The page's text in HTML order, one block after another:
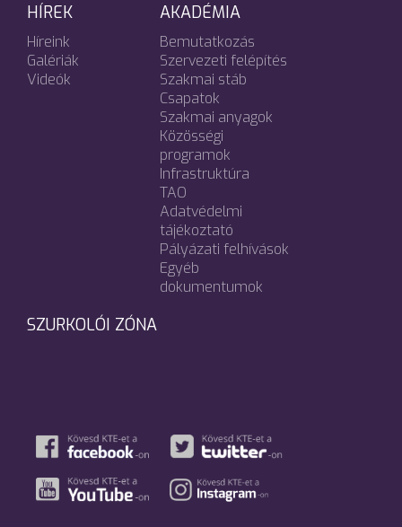
HÍREK
Híreink
Galériák
Videók
AKADÉMIA
Bemutatkozás
Szervezeti felépítés
Szakmai stáb
Csapatok
Szakmai anyagok
Közösségi
programok
Infrastruktúra
TAO
Adatvédelmi
tájékoztató
Pályázati felhívások
Egyéb
dokumentumok
SZURKOLÓI ZÓNA